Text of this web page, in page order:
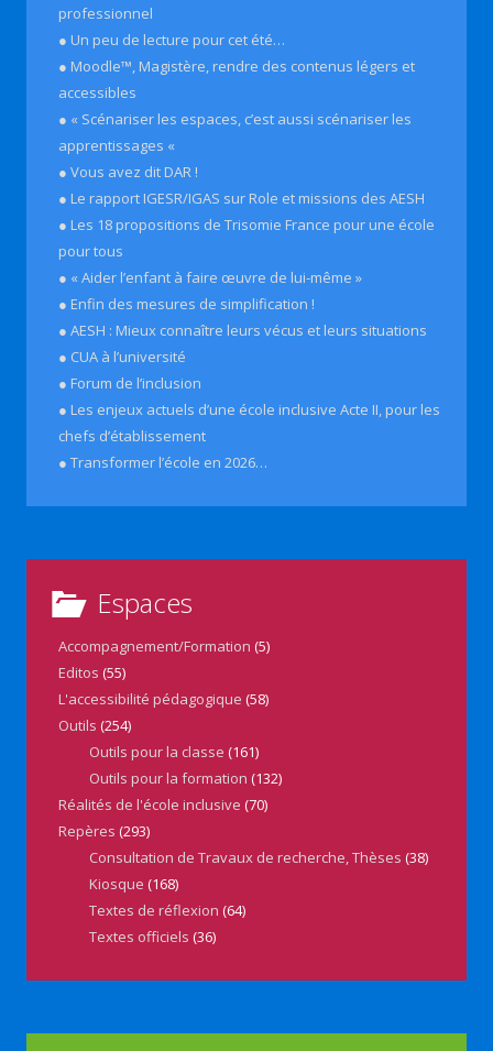
professionnel
● Un peu de lecture pour cet été…
● Moodle™, Magistère, rendre des contenus légers et
accessibles
● « Scénariser les espaces, c’est aussi scénariser les
apprentissages «
● Vous avez dit DAR !
● Le rapport IGESR/IGAS sur Role et missions des AESH
● Les 18 propositions de Trisomie France pour une école
pour tous
● « Aider l’enfant à faire œuvre de lui-même »
● Enfin des mesures de simplification !
● AESH : Mieux connaître leurs vécus et leurs situations
● CUA à l’université
● Forum de l’inclusion
● Les enjeux actuels d’une école inclusive Acte II, pour les
chefs d’établissement
● Transformer l’école en 2026…
Espaces
Accompagnement/Formation (5)
Editos (55)
L'accessibilité pédagogique (58)
Outils (254)
Outils pour la classe (161)
Outils pour la formation (132)
Réalités de l'école inclusive (70)
Repères (293)
Consultation de Travaux de recherche, Thèses (38)
Kiosque (168)
Textes de réflexion (64)
Textes officiels (36)